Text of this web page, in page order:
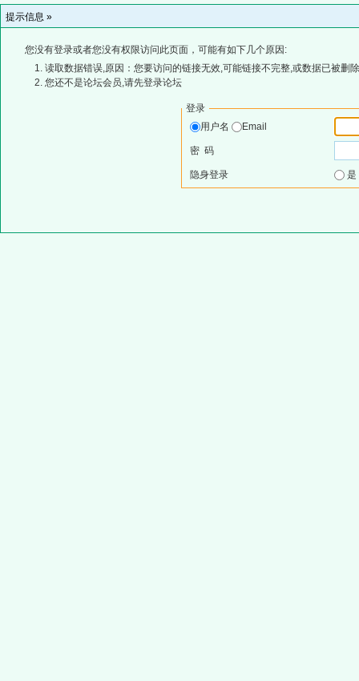
提示信息 »
您没有登录或者您没有权限访问此页面，可能有如下几个原因:
读取数据错误,原因：您要访问的链接无效,可能链接不完整,或数据已被删
您还不是论坛会员,请先登录论坛
登录
用户名
Email
密 码
隐身登录